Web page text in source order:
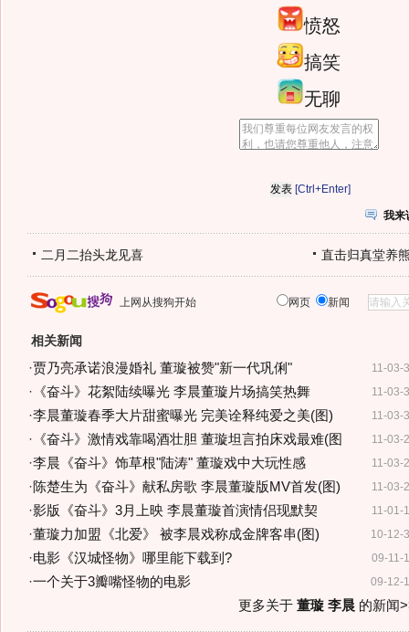
愤怒
搞笑
无聊
[Ctrl+Enter]
我来
二月二抬头龙见喜 直击归真堂养
上网从搜狗开始 网页 新闻
相关新闻
11-03-
·贾乃亮承诺浪漫婚礼 董璇被赞"新一代巩俐"
11-03-
· 《奋斗》花絮陆续曝光 李晨董璇片场搞笑热舞
11-03-
·李晨董璇春季大片甜蜜曝光 完美诠释纯爱之美(图)
11-03-
· 《奋斗》激情戏靠喝酒壮胆 董璇坦言拍床戏最难(图
11-03-
·李晨《奋斗》饰草根"陆涛" 董璇戏中大玩性感
11-03-
·陈楚生为《奋斗》献私房歌 李晨董璇版MV首发(图)
11-01-
·影版《奋斗》3月上映 李晨董璇首演情侣现默契
10-12-
·董璇力加盟《北爱》 被李晨戏称成金牌客串(图)
09-11-
·电影《汉城怪物》哪里能下载到?
09-12-
·一个关于3瓣嘴怪物的电影
更多关于 董璇 李晨的新闻